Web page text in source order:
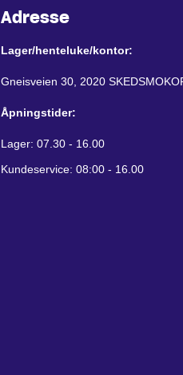
Adresse
Lager/henteluke/kontor:
Gneisveien 30, 2020
Åpningstider:
Lager: 07.30 - 16.00
Kundeservice: 08:00 - 16.00